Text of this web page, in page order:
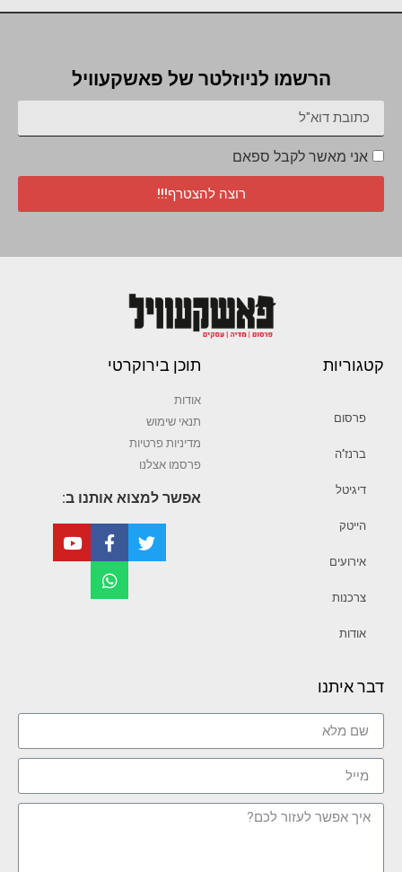
הרשמו לניוזלטר של פאשקעוויל
אני מאשר לקבל ספאם
רוצה להצטרף!!!
קטגוריות
פרסום
ברנז’ה
דיגיטל
הייטק
אירועים
צרכנות
אודות
תוכן בירוקרטי
אודות
תנאי שימוש
מדיניות פרטיות
פרסמו אצלנו
אפשר למצוא אותנו ב:
דבר איתנו